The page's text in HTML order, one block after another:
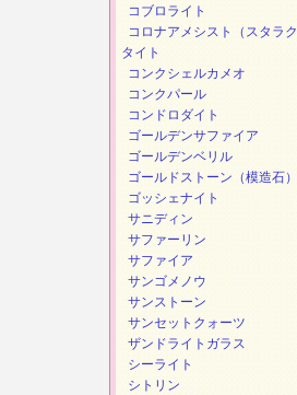
コブロライト
コロナアメシスト（スタラク
タイト
コンクシェルカメオ
コンクパール
コンドロダイト
ゴールデンサファイア
ゴールデンベリル
ゴールドストーン（模造石）
ゴッシェナイト
サニディン
サファーリン
サファイア
サンゴメノウ
サンストーン
サンセットクォーツ
ザンドライトガラス
シーライト
シトリン